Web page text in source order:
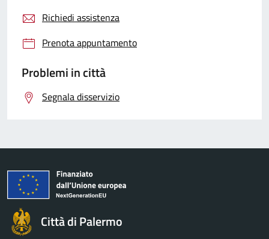
Richiedi assistenza
Prenota appuntamento
Problemi in città
Segnala disservizio
Città di Palermo